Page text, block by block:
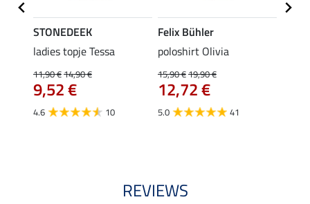
STONEDEEK
ladies topje Tessa
11,90 €14,90 €
9,52 €
4.6 10
Felix Bühler
poloshirt Olivia
15,90 €19,90 €
12,72 €
5.0 41
REVIEWS